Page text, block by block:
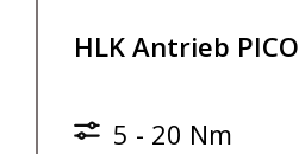
HLK Antrieb PICO
5 - 20 Nm